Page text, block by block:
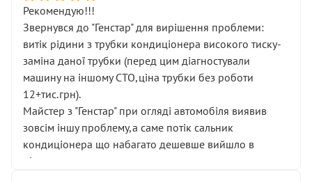
Рекомендую!!!
Звернувся до "Генстар" для вирішення проблеми:
витік рідини з трубки кондиціонера високого тиску-
заміна даної трубки (перед цим діагностували
машину на іншому СТО,ціна трубки без роботи
12+тис.грн).
Майстер з "Генстар" при огляді автомобіля виявив
зовсім іншу проблему,а саме потік сальник
кондиціонера що набагато дешевше вийшло в
підсумку.